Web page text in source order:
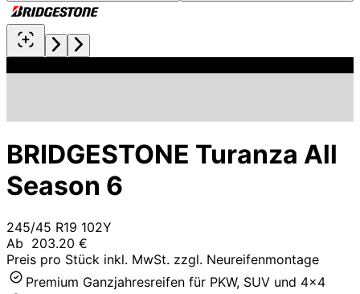
BRIDGESTONE Turanza All
Season 6
245/45 R19 102Y
Ab 203.20 €
Preis pro Stück inkl. MwSt. zzgl. Neureifenmontage
Premium Ganzjahresreifen für PKW, SUV und 4x4